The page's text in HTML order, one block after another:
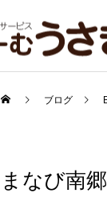
ブログ
まなび南郷